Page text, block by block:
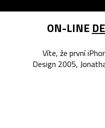
ON-LINE
Víte, že první
Design 2005,